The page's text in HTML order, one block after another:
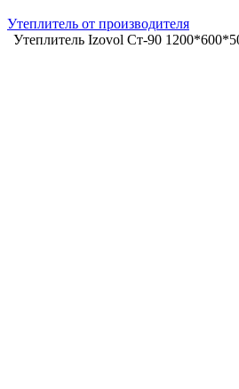
Утеплитель от производителя
Утеплитель Izovol Ст-90